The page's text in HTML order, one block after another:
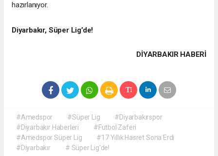
hazırlanıyor.
Diyarbakır, Süper Lig’de!
DIYARBAKIR HABERİ
#Amedspor #Süper Lig
#Diyarbakırspor
#Diyarbakır Haberleri
#Futbol Zaferi
#Amedspor Süper Lig
#17 Yıllık Hasret Sona Erdi
#Diyarbakır
# Süper Lig’de!